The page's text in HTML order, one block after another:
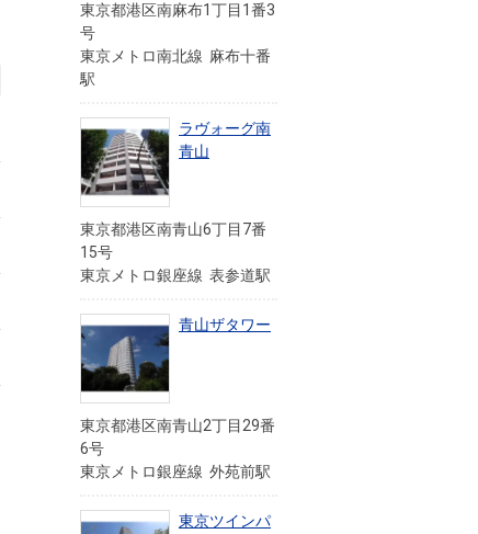
東京都港区南麻布1丁目1番3
号
東京メトロ南北線 麻布十番
駅
ラヴォーグ南
青山
東京都港区南青山6丁目7番
15号
東京メトロ銀座線 表参道駅
青山ザタワー
東京都港区南青山2丁目29番
6号
東京メトロ銀座線 外苑前駅
東京ツインパ